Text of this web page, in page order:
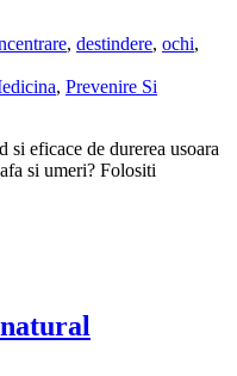
, destindere, ochi,
, Prevenire Si
si eficace de durerea usoara
si umeri? Folositi